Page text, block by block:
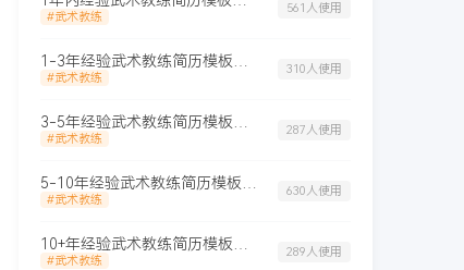
#武术教练
561人使用
#武术教练
310人使用
#武术教练
287人使用
#武术教练
630人使用
#武术教练
289人使用